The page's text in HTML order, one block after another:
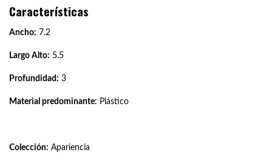
Características
Ancho: 7.2
Largo Alto: 5.5
Profundidad: 3
Material predominante: Plástico
Colección: Apariencia